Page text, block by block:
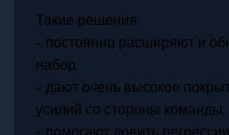
Такие решения:
- постоянно расширяют и
набор;
- дают очень высокое
усилий со стороны команды;